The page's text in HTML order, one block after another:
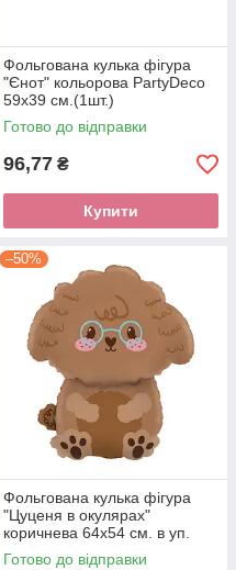
Фольгована кулька фігура
"Єнот" кольорова PartyDeco
59х39 см.(1шт.)
Готово до відправки
96,77 ₴
Купити
–50%
Фольгована кулька фігура
"Цуценя в окулярах"
коричнева 64х54 см. в уп.
(1шт.)
Готово до відправки